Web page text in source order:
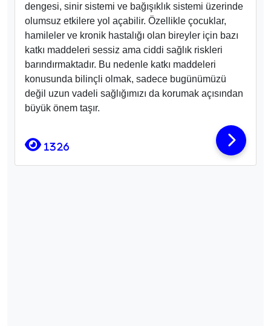
dengesi, sinir sistemi ve bağışıklık sistemi üzerinde
olumsuz etkilere yol açabilir. Özellikle çocuklar,
hamileler ve kronik hastalığı olan bireyler için bazı
katkı maddeleri sessiz ama ciddi sağlık riskleri
barındırmaktadır. Bu nedenle katkı maddeleri
konusunda bilinçli olmak, sadece bugünümüzü
değil uzun vadeli sağlığımızı da korumak açısından
büyük önem taşır.
1326